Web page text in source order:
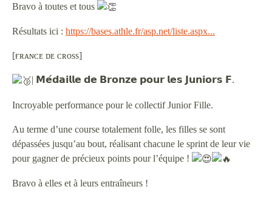
Bravo à toutes et tous
Résultats ici : https://bases.athle.fr/asp.net/liste.aspx...
[ғʀᴀɴᴄᴇ ᴅᴇ ᴄʀᴏss]
| 𝗠𝗲́𝗱𝗮𝗶𝗹𝗹𝗲 𝗱𝗲 𝗕𝗿𝗼𝗻𝘇𝗲 𝗽𝗼𝘂𝗿 𝗹𝗲𝘀 𝗝𝘂𝗻𝗶𝗼𝗿𝘀 𝗙.
Incroyable performance pour le collectif Junior Fille.
Au terme d’une course totalement folle, les filles se sont
dépassées jusqu’au bout, réalisant chacune le sprint de leur vie
pour gagner de précieux points pour l’équipe !
Bravo à elles et à leurs entraîneurs !